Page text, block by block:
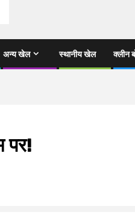
अन्य खेल स्थानीय खेल क्लीन
पर!